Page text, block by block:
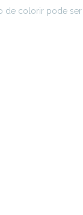
de colorir pode ser